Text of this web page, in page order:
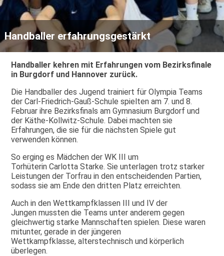
Handballer erfahrungsgestärkt
Handballer kehren mit Erfahrungen vom Bezirksfinale
in Burgdorf und Hannover zurück.
Die Handballer des Jugend trainiert für Olympia Teams
der Carl-Friedrich-Gauß-Schule spielten am 7. und 8.
Februar ihre Bezirksfinals am Gymnasium Burgdorf und
der Käthe-Kollwitz-Schule. Dabei machten sie
Erfahrungen, die sie für die nächsten Spiele gut
verwenden können.
So erging es Mädchen der WK III um
Torhüterin Carlotta Starke. Sie unterlagen trotz starker
Leistungen der Torfrau in den entscheidenden Partien,
sodass sie am Ende den dritten Platz erreichten.
Auch in den Wettkampfklassen III und IV der
Jungen mussten die Teams unter anderem gegen
gleichwertig starke Mannschaften spielen. Diese waren
mitunter, gerade in der jüngeren
Wettkampfklasse, alterstechnisch und körperlich
überlegen.